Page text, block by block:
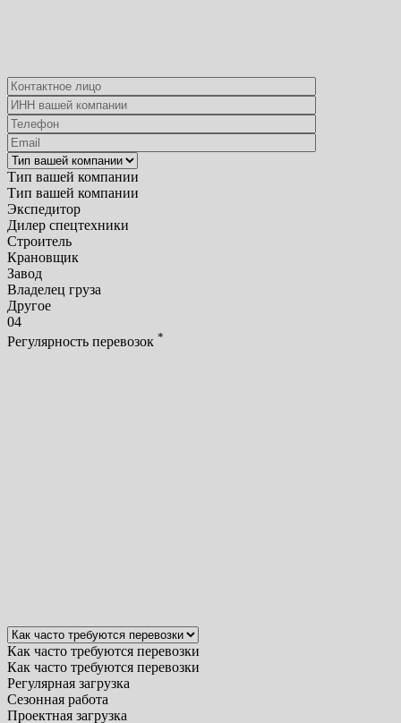
Тип вашей компании
Тип вашей компании
Экспедитор
Дилер спецтехники
Строитель
Крановщик
Завод
Владелец груза
Другое
04
Регулярность перевозок *
Как часто требуются перевозки
Как часто требуются перевозки
Регулярная загрузка
Сезонная работа
Проектная загрузка